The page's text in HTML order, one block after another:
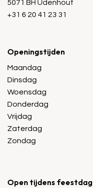
5071 BH Udenhout
+31 6 20 41 23 31
Openingstijden
Maandag
Dinsdag
Woensdag
Donderdag
Vrijdag
Zaterdag
Zondag
Open tijdens